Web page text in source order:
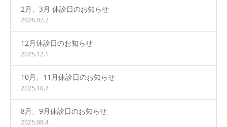
2月、3月 休診日のお知らせ
2026.02.2
12月休診日のお知らせ
2025.12.1
10月、11月休診日のお知らせ
2025.10.7
8月、9月休診日のお知らせ
2025.08.4